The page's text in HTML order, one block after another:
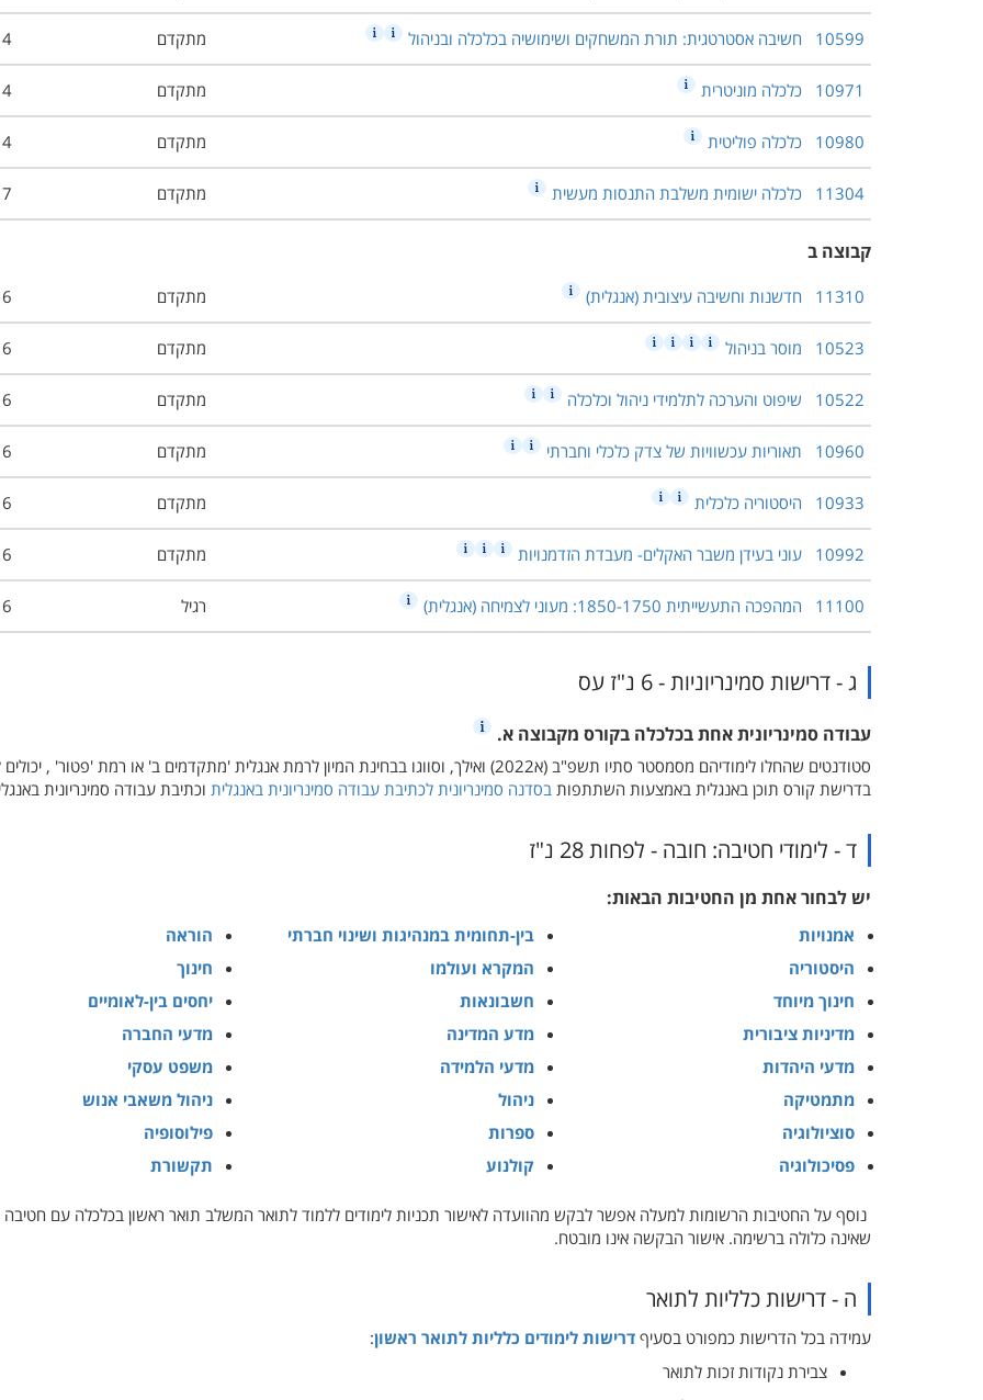
10599 חשיבה אסטרטגית: תורת המשחקים ושימושיה בכלכלה ובניהול מתקדם 4
10971 כלכלה מוניטרית מתקדם 4
10980 כלכלה פוליטית מתקדם 4
11304 כלכלה ישומית משלבת התנסות מעשית מתקדם 7
קבוצה ב
11310 חדשנות וחשיבה עיצובית (אנגלית) מתקדם 6
10523 מוסר בניהול מתקדם 6
10522 שיפוט והערכה לתלמידי ניהול וכלכלה מתקדם 6
10960 תאוריות עכשוויות של צדק כלכלי וחברתי מתקדם 6
10933 היסטוריה כלכלית מתקדם 6
10992 עוני בעידן משבר האקלים- מעבדת הזדמנויות מתקדם 6
11100 המהפכה התעשייתית 1850-1750: מעוני לצמיחה (אנגלית) רגיל 6
ג - דרישות סמינריוניות - 6 נ"ז עס
עבודה סמינריונית אחת בכלכלה בקורס מקבוצה א.
סטודנטים שהחלו לימודיהם מסמסטר סתיו תשפ"ב (א2022) ואילך, וסווגו בבחינת המיון לרמת אנגלית 'מתקדמים ב' או רמת 'פטור' ,
בדרישת קורס תוכן באנגלית באמצעות השתתפות בסדנה סמינריונית לכתיבת עבודה סמינריונית באנגלית וכתיבת עבודה סמינריונית
ד - לימודי חטיבה: חובה - לפחות 28 נ"ז
יש לבחור אחת מן החטיבות הבאות:
אמנויות
היסטוריה
חינוך מיוחד
מדיניות ציבורית
מדעי היהדות
מתמטיקה
סוציולוגיה
פסיכולוגיה
בין-תחומית במנהיגות ושינוי חברתי
המקרא ועולמו
חשבונאות
מדע המדינה
מדעי הלמידה
ניהול
ספרות
קולנוע
הוראה
חינוך
יחסים בין-לאומיים
מדעי החברה
משפט עסקי
ניהול משאבי אנוש
פילוסופיה
תקשורת
נוסף על החטיבות הרשומות למעלה אפשר לבקש מהוועדה לאישור תכניות לימודים ללמוד לתואר המשלב תואר ראשון בכלכלה עם
שאינה כלולה ברשימה. אישור הבקשה אינו מובטח.
ה - דרישות כלליות לתואר
עמידה בכל הדרישות כמפורט בסעיף דרישות לימודים כלליות לתואר ראשון:
צבירת נקודות זכות לתואר